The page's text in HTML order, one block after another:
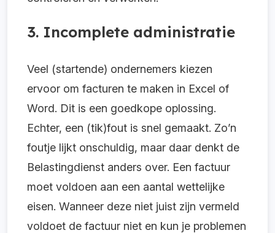
3. Incomplete administratie
Veel (startende) ondernemers kiezen
ervoor om facturen te maken in Excel of
Word. Dit is een goedkope oplossing.
Echter, een (tik)fout is snel gemaakt. Zo’n
foutje lijkt onschuldig, maar daar denkt de
Belastingdienst anders over. Een factuur
moet voldoen aan een aantal wettelijke
eisen. Wanneer deze niet juist zijn vermeld
voldoet de factuur niet en kun je problemen